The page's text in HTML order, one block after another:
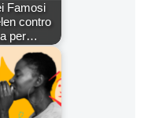
Famosi
contro
per…